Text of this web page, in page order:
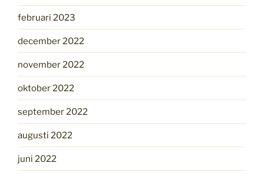
februari 2023
december 2022
november 2022
oktober 2022
september 2022
augusti 2022
juni 2022